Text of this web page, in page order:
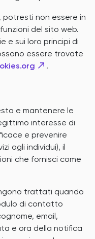
potresti non essere in
del sito web.
e sui loro principi di
essere trovate
.
e mantenere le
interesse di
e prevenire
agli individui), il
che fornisci come
trattati quando
di contatto
email,
e ora della notifica